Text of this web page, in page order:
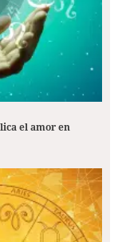
el amor en